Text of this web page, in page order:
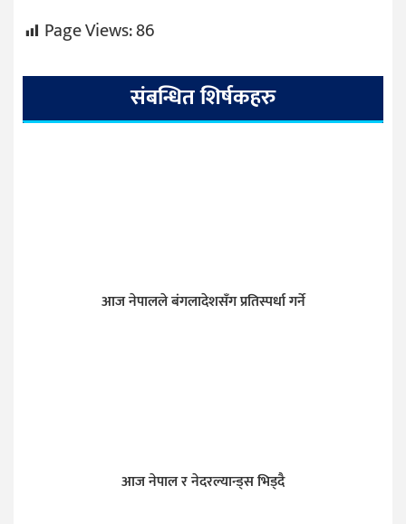
Page Views:86
संबन्धित शिर्षकहरु
आज नेपालले बंगलादेशसँग प्रतिस्पर्धा गर्ने
आज नेपाल र नेदरल्यान्ड्स भिड्दै